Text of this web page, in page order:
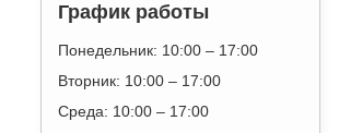
График работы
Понедельник: 10:00 – 17:00
Вторник: 10:00 – 17:00
Среда: 10:00 – 17:00